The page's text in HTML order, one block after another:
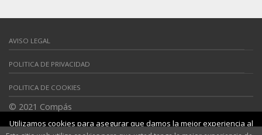
AVISO LEGAL
POLITICA DE PRIVACIDAD
POLITICA DE COOKIES
© 2021 Compás
Proyecto cofinanciado por la UE
Utilizamos cookies para asegurar que damos la mejor experiencia al